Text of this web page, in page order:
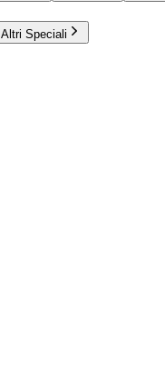
Altri Speciali